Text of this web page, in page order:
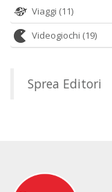
Viaggi (11)
Videogiochi (19)
Sprea Editori